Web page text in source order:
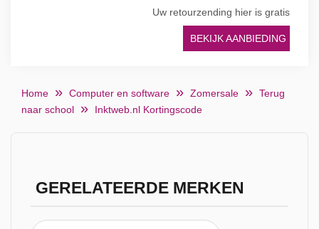
Uw retourzending hier is gratis
BEKIJK AANBIEDING
Home Computer en software Zomersale
Terug
naar school
Inktweb.nl Kortingscode
GERELATEERDE MERKEN